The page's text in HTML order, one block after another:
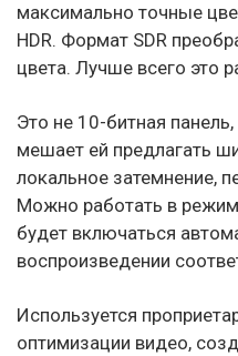
максимально точные
HDR. Формат SDR
цвета. Лучше всего это
Это не 10-битная
мешает ей предлагать
локальное затемнение,
Можно работать в
будет включаться
воспроизведении
Используется
оптимизации видео,